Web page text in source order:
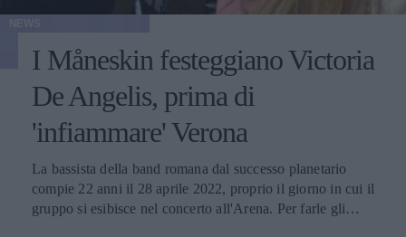
I Måneskin festeggiano Victoria
De Angelis, prima di
'infiammare' Verona
La bassista della band romana dal successo planetario
compie 22 anni il 28 aprile 2022, proprio il giorno in cui il
gruppo si esibisce nel concerto all'Arena. Per farle gli